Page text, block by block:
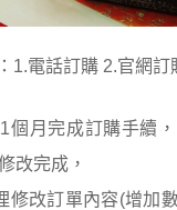
1.電話訂購 2.官網訂
個月完成訂購手續
改完成，
改訂單內容(增加